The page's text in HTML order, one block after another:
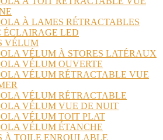
À LAMES RÉTRACTABLES
ÉCLAIRAGE LED
VÉLUM
VÉLUM À STORES LATÉRAUX
VÉLUM OUVERTE
VÉLUM RÉTRACTABLE VUE
VÉLUM RÉTRACTABLE
VÉLUM VUE DE NUIT
VÉLUM TOIT PLAT
VÉLUM ÉTANCHE
À TOILE ENROULABLE